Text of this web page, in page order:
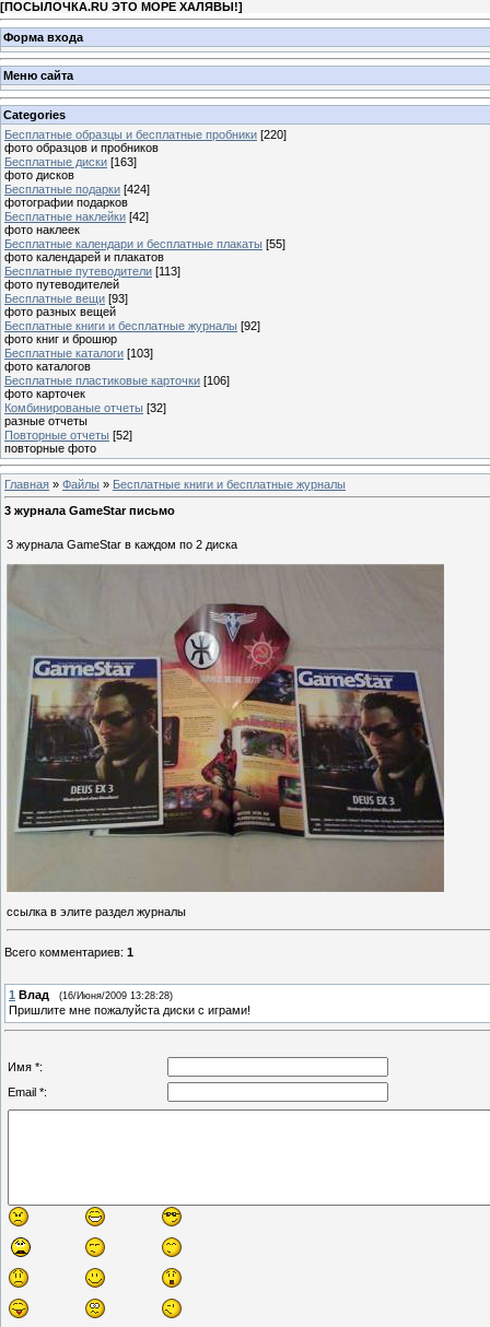
[ПОСЫЛОЧКА.RU ЭТО МОРЕ ХАЛЯВЫ!]
Форма входа
Меню сайта
Categories
Бесплатные образцы и бесплатные пробники [220]
фото образцов и пробников
Бесплатные диски [163]
фото дисков
Бесплатные подарки [424]
фотографии подарков
Бесплатные наклейки [42]
фото наклеек
Бесплатные календари и бесплатные плакаты [55]
фото календарей и плакатов
Бесплатные путеводители [113]
фото путеводителей
Бесплатные вещи [93]
фото разных вещей
Бесплатные книги и бесплатные журналы [92]
фото книг и брошюр
Бесплатные каталоги [103]
фото каталогов
Бесплатные пластиковые карточки [106]
фото карточек
Комбинированые отчеты [32]
разные отчеты
Повторные отчеты [52]
повторные фото
Главная » Файлы » Бесплатные книги и бесплатные журналы
3 журнала GameStar письмо
3 журнала GameStar в каждом по 2 диска
ссылка в элите раздел журналы
Всего комментариев: 1
1 Влад (16/Июня/2009 13:28:28)
Пришлите мне пожалуйста диски с играми!
Имя *:
Email *: